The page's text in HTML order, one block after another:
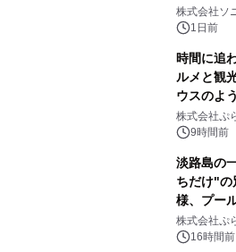
ラボレー
ボグッズ
株式会社ソ
1日前
時間に追
ルメと観
ウスのよ
サウナも
得な素泊
株式会社ぷ
9時間前
淡路島の
ちだけ"の
様、プー
きで Villa
素泊りプラ
株式会社ぷ
16時間前